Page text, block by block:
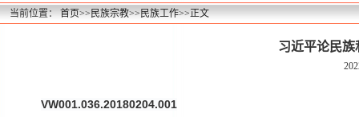
当前位置：首页>>民族宗教>>民族工作>>正文
习近平论民族
VW001.036.20180204.001